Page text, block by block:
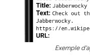
Exemple